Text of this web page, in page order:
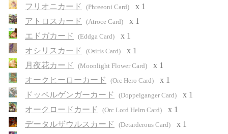
フリオニカード
(Phreeoni Card)
x 1
アトロスカード
(Atroce Card)
x 1
エドガカード
(Eddga Card)
x 1
オシリスカード
(Osiris Card)
x 1
月夜花カード
(Moonlight Flower Card)
x 1
オークヒーローカード
(Orc Hero Card)
x 1
ドッペルゲンガーカード
(Doppelganger Card)
x 1
オークロードカード
(Orc Lord Helm Card)
x 1
データルザウルスカード
(Detarderous Card)
x 1